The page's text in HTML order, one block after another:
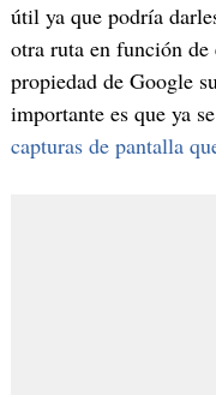
útil ya que podría
otra ruta en función
propiedad de Google
importante es que ya
capturas de pantalla